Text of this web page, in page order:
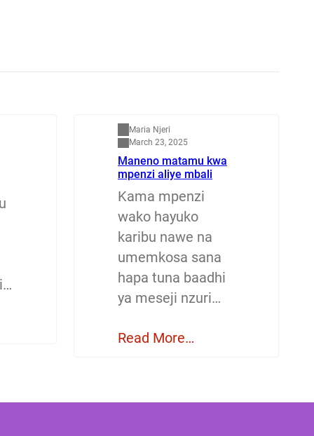
Maria Njeri
March 23, 2025
Maneno matamu kwa
mpenzi aliye mbali
Kama mpenzi
wako hayuko
karibu nawe na
umemkosa sana
hapa tuna baadhi
ya meseji nzuri…
Read More…